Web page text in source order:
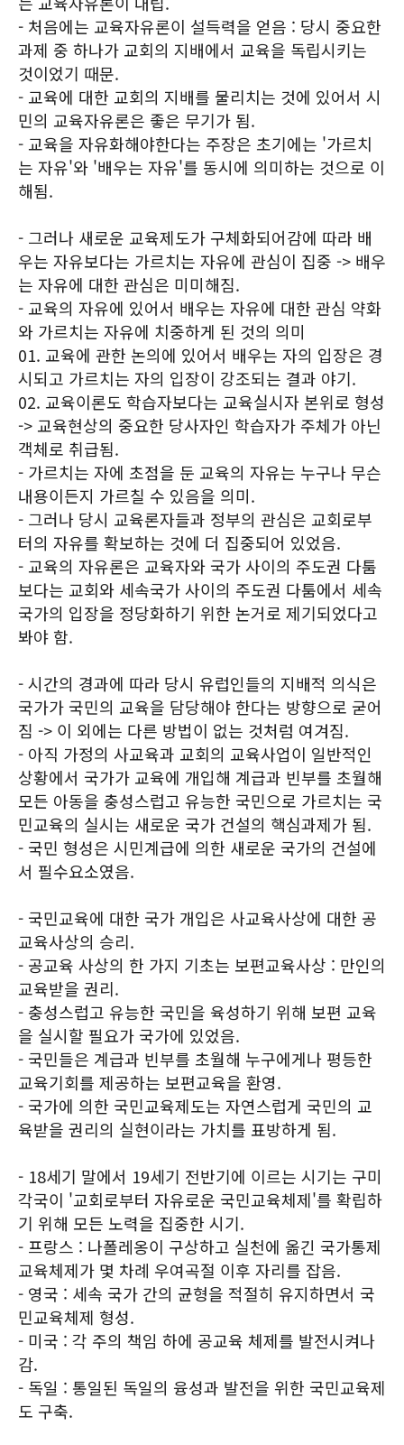
- 처음에는 교육자유론이 설득력을 얻음 : 당시 중요한
과제 중 하나가 교회의 지배에서 교육을 독립시키는
것이었기 때문.
- 교육에 대한 교회의 지배를 물리치는 것에 있어서 시
민의 교육자유론은 좋은 무기가 됨.
- 교육을 자유화해야한다는 주장은 초기에는 '가르치
는 자유'와 '배우는 자유'를 동시에 의미하는 것으로 이
해됨.
- 그러나 새로운 교육제도가 구체화되어감에 따라 배
우는 자유보다는 가르치는 자유에 관심이 집중 -> 배우
는 자유에 대한 관심은 미미해짐.
- 교육의 자유에 있어서 배우는 자유에 대한 관심 약화
와 가르치는 자유에 치중하게 된 것의 의미
01. 교육에 관한 논의에 있어서 배우는 자의 입장은 경
시되고 가르치는 자의 입장이 강조되는 결과 야기.
02. 교육이론도 학습자보다는 교육실시자 본위로 형성
-> 교육현상의 중요한 당사자인 학습자가 주체가 아닌
객체로 취급됨.
- 가르치는 자에 초점을 둔 교육의 자유는 누구나 무슨
내용이든지 가르칠 수 있음을 의미.
- 그러나 당시 교육론자들과 정부의 관심은 교회로부
터의 자유를 확보하는 것에 더 집중되어 있었음.
- 교육의 자유론은 교육자와 국가 사이의 주도권 다툼
보다는 교회와 세속국가 사이의 주도권 다툼에서 세속
국가의 입장을 정당화하기 위한 논거로 제기되었다고
봐야 함.
- 시간의 경과에 따라 당시 유럽인들의 지배적 의식은
국가가 국민의 교육을 담당해야 한다는 방향으로 굳어
짐 -> 이 외에는 다른 방법이 없는 것처럼 여겨짐.
- 아직 가정의 사교육과 교회의 교육사업이 일반적인
상황에서 국가가 교육에 개입해 계급과 빈부를 초월해
모든 아동을 충성스럽고 유능한 국민으로 가르치는 국
민교육의 실시는 새로운 국가 건설의 핵심과제가 됨.
- 국민 형성은 시민계급에 의한 새로운 국가의 건설에
서 필수요소였음.
- 국민교육에 대한 국가 개입은 사교육사상에 대한 공
교육사상의 승리.
- 공교육 사상의 한 가지 기초는 보편교육사상 : 만인의
교육받을 권리.
- 충성스럽고 유능한 국민을 육성하기 위해 보편 교육
을 실시할 필요가 국가에 있었음.
- 국민들은 계급과 빈부를 초월해 누구에게나 평등한
교육기회를 제공하는 보편교육을 환영.
- 국가에 의한 국민교육제도는 자연스럽게 국민의 교
육받을 권리의 실현이라는 가치를 표방하게 됨.
- 18세기 말에서 19세기 전반기에 이르는 시기는 구미
각국이 '교회로부터 자유로운 국민교육체제'를 확립하
기 위해 모든 노력을 집중한 시기.
- 프랑스 : 나폴레옹이 구상하고 실천에 옮긴 국가통제
교육체제가 몇 차례 우여곡절 이후 자리를 잡음.
- 영국 : 세속 국가 간의 균형을 적절히 유지하면서 국
민교육체제 형성.
- 미국 : 각 주의 책임 하에 공교육 체제를 발전시켜나
감.
- 독일 : 통일된 독일의 융성과 발전을 위한 국민교육제
도 구축.